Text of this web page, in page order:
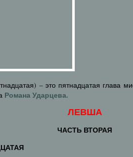
– это пятнадцатая глава
Романа Ударцева.
ЛЕВША
ЧАСТЬ ВТОРАЯ